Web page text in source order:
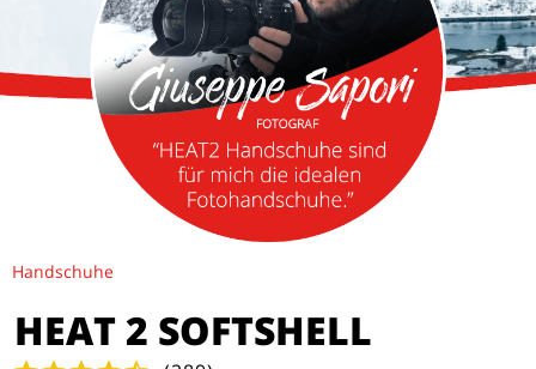
Handschuhe
HEAT 2 SOFTSHELL